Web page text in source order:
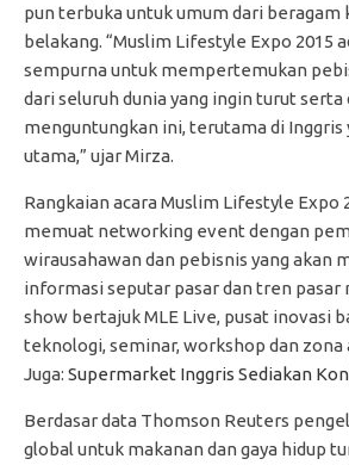
pun terbuka untuk umum dari beragam
belakang. “Muslim Lifestyle Expo 2015
sempurna untuk mempertemukan
dari seluruh dunia yang ingin turut
menguntungkan ini, terutama di Inggris
utama,” ujar Mirza.
Rangkaian acara Muslim Lifestyle Expo
memuat networking event dengan
wirausahawan dan pebisnis yang akan
informasi seputar pasar dan tren pasar
show bertajuk MLE Live, pusat inovasi
teknologi, seminar, workshop dan zona
Juga: Supermarket Inggris Sediakan
Berdasar data Thomson Reuters
global untuk makanan dan gaya hidup